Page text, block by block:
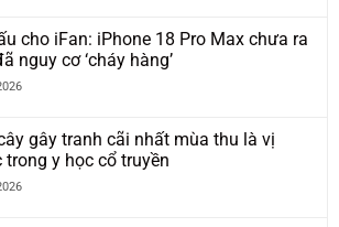
cho iFan: iPhone 18 Pro Max chưa ra
nguy cơ ‘cháy hàng’
gây tranh cãi nhất mùa thu là vị
trong y học cổ truyền